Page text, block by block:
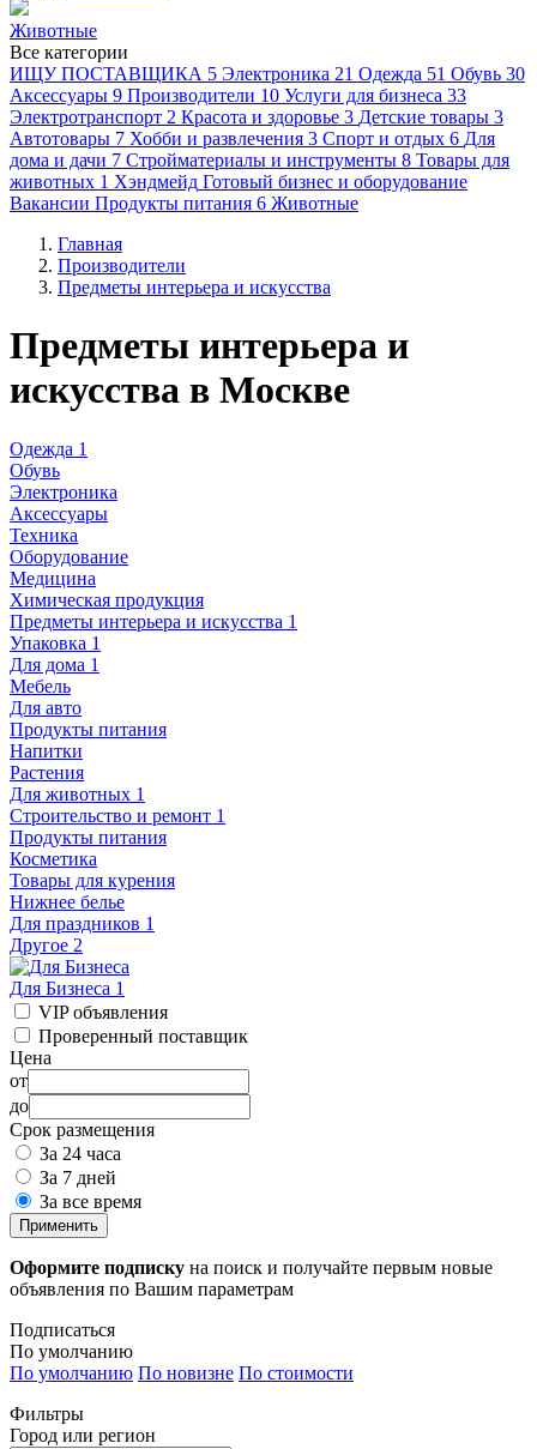
Животные
Все категории
ИЩУ ПОСТАВЩИКА 5 Электроника 21 Одежда 51 Обувь 30
Аксессуары 9 Производители 10 Услуги для бизнеса 33
Электротранспорт 2 Красота и здоровье 3 Детские товары 3
Автотовары 7 Хобби и развлечения 3 Спорт и отдых 6 Для
дома и дачи 7 Стройматериалы и инструменты 8 Товары для
животных 1 Хэндмейд Готовый бизнес и оборудование
Вакансии Продукты питания 6 Животные
Главная
Производители
Предметы интерьера и искусства
Предметы интерьера и
искусства в Москве
Одежда 1
Обувь
Электроника
Аксессуары
Техника
Оборудование
Медицина
Химическая продукция
Предметы интерьера и искусства 1
Упаковка 1
Для дома 1
Мебель
Для авто
Продукты питания
Напитки
Растения
Для животных 1
Строительство и ремонт 1
Продукты питания
Косметика
Товары для курения
Нижнее белье
Для праздников 1
Другое 2
Для Бизнеса 1
VIP объявления
Проверенный поставщик
Цена
от
до
Срок размещения
За 24 часа
За 7 дней
За все время
Применить
Оформите подписку на поиск и получайте первым новые
объявления по Вашим параметрам
Подписаться
По умолчанию
По умолчанию По новизне По стоимости
Фильтры
Город или регион